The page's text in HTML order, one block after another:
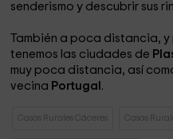
senderismo y descubrir sus
También a poca distancia,
tenemos las ciudades de
muy poca distancia, así
vecina Portugal .
Casas Rurales Cáceres Casas